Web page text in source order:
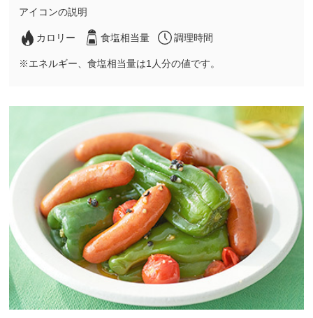
アイコンの説明
カロリー 食塩相当量 調理時間
※エネルギー、食塩相当量は1人分の値です。